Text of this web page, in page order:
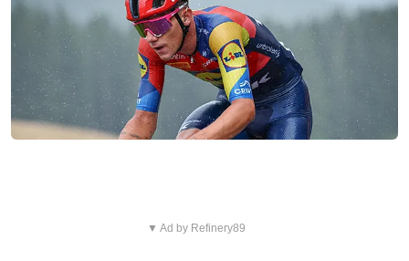
▼ Ad by Refinery89